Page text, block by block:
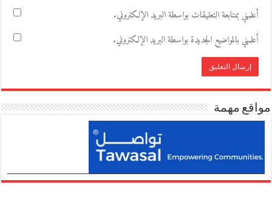
أعلمني بمتابعة التعليقات بواسطة البريد الإلكتروني.
أعلمني بالمواضيع الجديدة بواسطة البريد الإلكتروني.
مواقع مهمة